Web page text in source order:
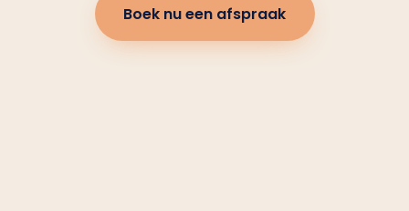
Boek nu een afspraak